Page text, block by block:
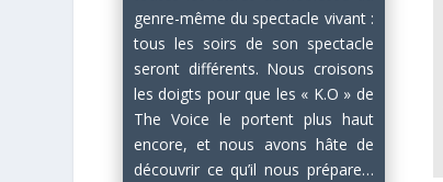
genre-même du spectacle vivant :
tous les soirs de son spectacle
seront différents. Nous croisons
les doigts pour que les « K.O » de
The Voice le portent plus haut
encore, et nous avons hâte de
découvrir ce qu’il nous prépare…